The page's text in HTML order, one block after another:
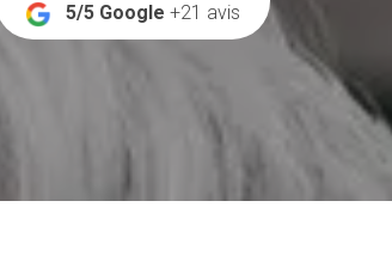
5/5 Google +21 avis